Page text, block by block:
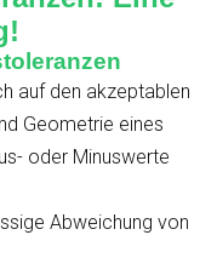
auf den akzeptablen
Geometrie eines
oder Minuswerte
Abweichung von